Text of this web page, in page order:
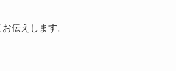
伝えします。